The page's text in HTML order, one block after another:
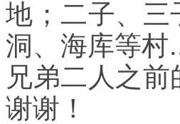
地；二子、三
洞、海库等村
兄弟二人之
谢谢！